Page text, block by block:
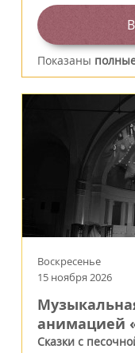
Показаны
Воскресенье
15 ноября 2026
анимацией
Сказки с